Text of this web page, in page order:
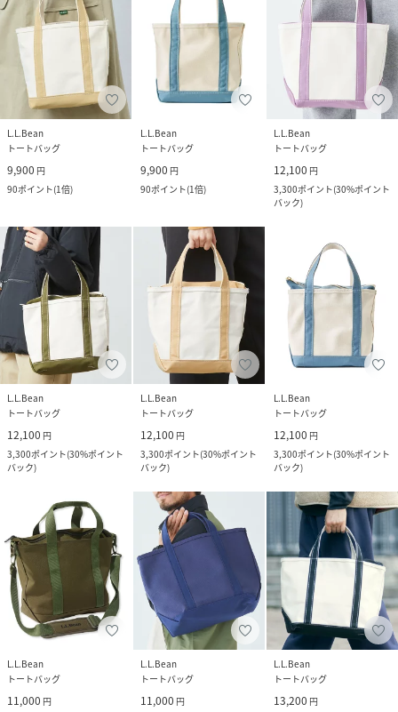
L.L.Bean
トートバッグ
9,900 円
90ポイント(1倍)
L.L.Bean
トートバッグ
9,900 円
90ポイント(1倍)
L.L.Bean
トートバッグ
12,100 円
3,300ポイント(30%ポイント
バック)
L.L.Bean
トートバッグ
12,100 円
3,300ポイント(30%ポイント
バック)
L.L.Bean
トートバッグ
12,100 円
3,300ポイント(30%ポイント
バック)
L.L.Bean
トートバッグ
12,100 円
3,300ポイント(30%ポイント
バック)
L.L.Bean
トートバッグ
11,000 円
L.L.Bean
トートバッグ
11,000 円
L.L.Bean
トートバッグ
13,200 円